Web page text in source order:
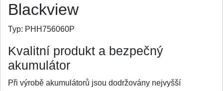
Blackview
Typ: PHH756060P
Kvalitní produkt a bezpečný
akumulátor
Při výrobě akumulátorů jsou dodržovány nejvyšší